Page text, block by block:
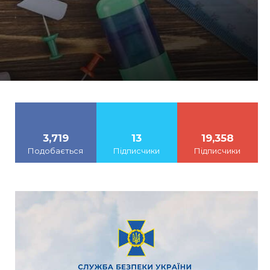
3,719
Подобається
13
Підписчики
19,358
Підписчики